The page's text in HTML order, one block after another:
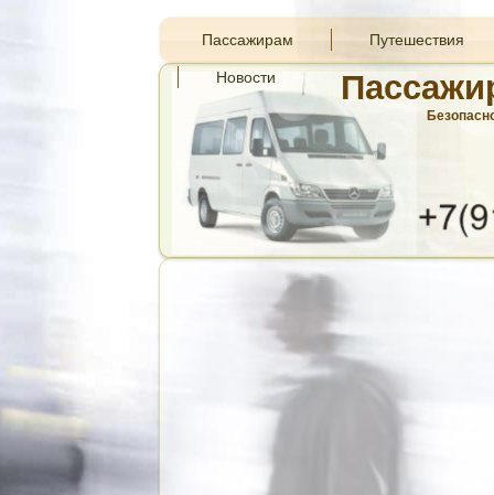
Пассажирам Путешествия
Новости